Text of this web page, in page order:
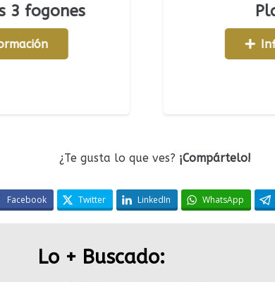
Información
¿Te gusta lo que ves? ¡Compártelo!
Facebook Twitter LinkedIn WhatsApp
Lo + Buscado: